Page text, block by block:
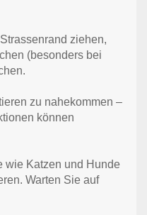
ziehen,
(besonders bei
zu nahekommen –
können
wie Katzen und Hunde
Warten Sie auf